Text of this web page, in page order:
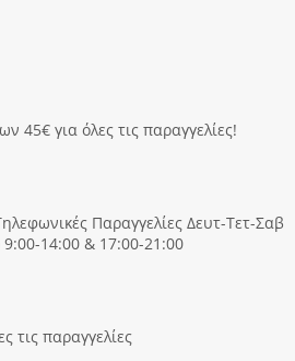
45€ για όλες τις παραγγελίες!
Παραγγελίες Δευτ-Τετ-Σαβ
14:00 & 17:00-21:00
τις παραγγελίες